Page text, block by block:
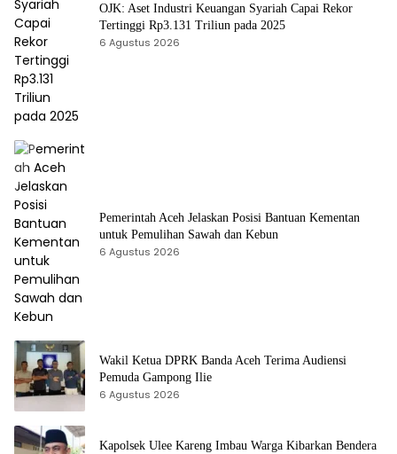
OJK: Aset Industri Keuangan Syariah Capai Rekor
Tertinggi Rp3.131 Triliun pada 2025
6 Agustus 2026
Pemerintah Aceh Jelaskan Posisi Bantuan Kementan
untuk Pemulihan Sawah dan Kebun
6 Agustus 2026
Wakil Ketua DPRK Banda Aceh Terima Audiensi
Pemuda Gampong Ilie
6 Agustus 2026
Kapolsek Ulee Kareng Imbau Warga Kibarkan Bendera